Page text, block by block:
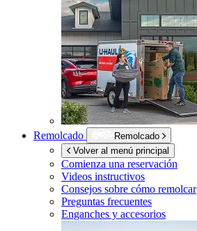
Remolcado
Remolcado
Volver al menú principal
Comienza una reservación
Videos instructivos
Consejos sobre cómo remolcar
Preguntas frecuentes
Enganches y accesorios